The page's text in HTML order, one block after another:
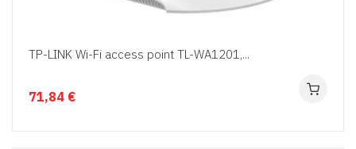
TP-LINK Wi-Fi access point TL-WA1201,...
71,84 €